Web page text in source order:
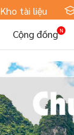
Kho tài liệu
Cộng đồng